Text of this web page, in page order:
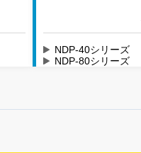
NDP-40シリーズ
NDP-80シリーズ